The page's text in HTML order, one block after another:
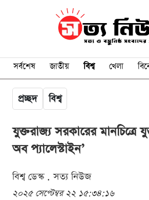
সর্বশেষ জাতীয় বিশ্ব খেলা
প্রচ্ছদ বিশ্ব
যুক্তরাজ্য সরকারের মানচিত্রে
অব প্যালেস্টাইন’
বিশ্ব ডেস্ক . সত্য নিউজ
২০২৫ সেপ্টেম্বর ২২ ১৫:৩৪:১৬